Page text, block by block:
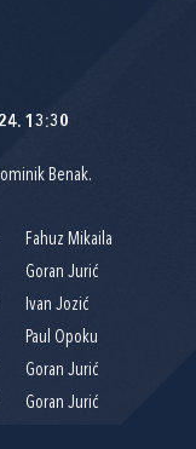
13:30
Benak.
Fahuz Mikaila
Goran Jurić
Ivan Jozić
Paul Opoku
Goran Jurić
Goran Jurić